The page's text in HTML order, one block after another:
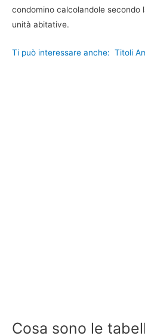
condomino calcolandole secondo
unità abitative.
Ti può interessare anche: Titoli
Cosa sono le